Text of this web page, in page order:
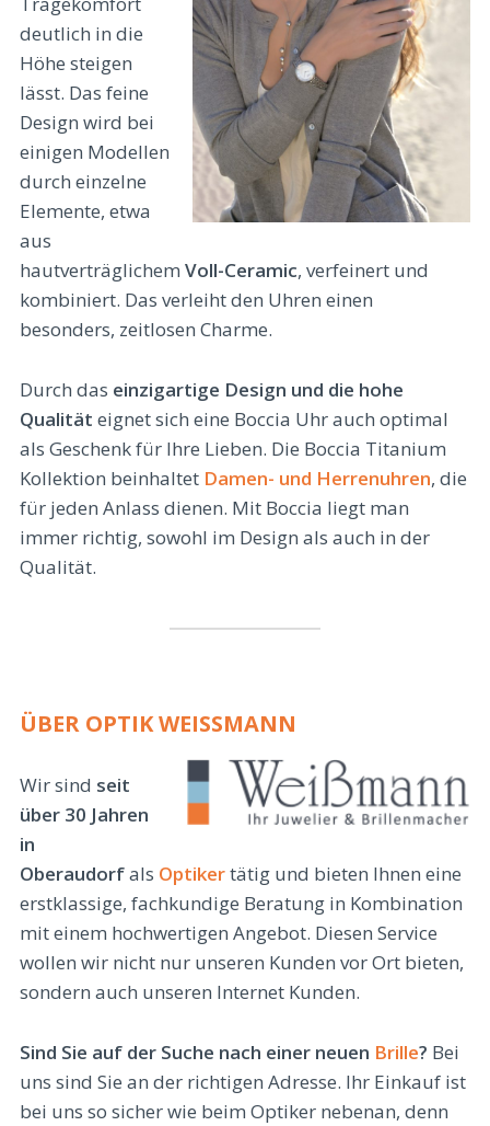
deutlich in die
Höhe steigen
lässt. Das feine
Design wird bei
einigen Modellen
durch einzelne
Elemente, etwa
aus
hautverträglichem Voll-Ceramic, verfeinert und
kombiniert. Das verleiht den Uhren einen
besonders, zeitlosen Charme.
Durch das einzigartige Design und die hohe
Qualität eignet sich eine Boccia Uhr auch optimal
als Geschenk für Ihre Lieben. Die Boccia Titanium
Kollektion beinhaltet Damen- und Herrenuhren, die
für jeden Anlass dienen. Mit Boccia liegt man
immer richtig, sowohl im Design als auch in der
Qualität.
ÜBER OPTIK WEISSMANN
Wir sind seit
über 30 Jahren
in
Oberaudorfals Optikertätig und bieten Ihnen eine
erstklassige, fachkundige Beratung in Kombination
mit einem hochwertigen Angebot. Diesen Service
wollen wir nicht nur unseren Kunden vor Ort bieten,
sondern auch unseren Internet Kunden.
Sind Sie auf der Suche nach einer neuen Brille? Bei
uns sind Sie an der richtigen Adresse. Ihr Einkauf ist
bei uns so sicher wie beim Optiker nebenan, denn